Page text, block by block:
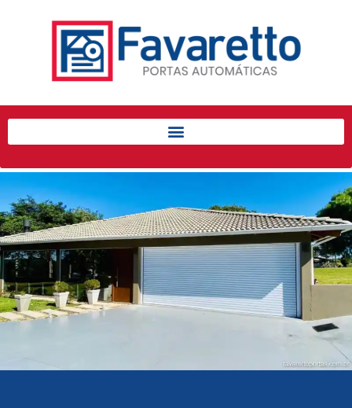
Início
Porta de Enrolar Automática
Automatizadores
Acessórios Para Portas de
Enrolar
Pintura eletrostática
Portfólio